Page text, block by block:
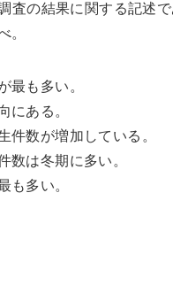
の結果に関する記述
最も多い。
にある。
件数が増加している。
数は冬期に多い。
も多い。